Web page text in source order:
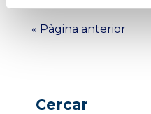
« Pàgina anterior
Cercar